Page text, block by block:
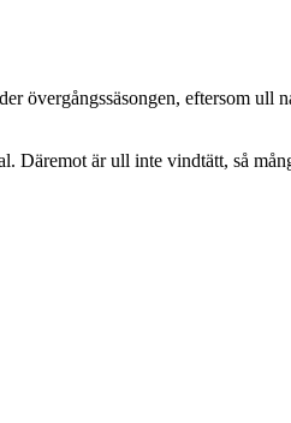
övergångssäsongen, eftersom
Däremot är ull inte vindtätt, så